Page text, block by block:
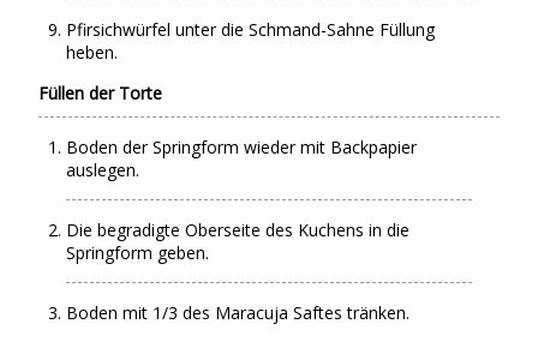
Pfirsichwürfel unter die Schmand-Sahne Füllung
heben.
Füllen der Torte
Boden der Springform wieder mit Backpapier
auslegen.
Die begradigte Oberseite des Kuchens in die
Springform geben.
Boden mit 1/3 des Maracuja Saftes tränken.